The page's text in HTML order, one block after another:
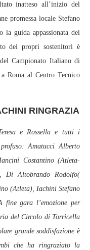
inatteso all’inizio del
promessa locale Stefano
la guida appassionata del
dei propri sostenitori è
Campionato Italiano di
Roma al Centro Tecnico
RINGRAZIA
e Rossella e tutti i
Amatucci Alberto
Costantino (Atleta-
Di Altobrando Rodolfo(
(Atleta), Iachini Stefano
gara l’emozione per
del Circolo di Torricella
grande soddisfazione è
che ha ringraziato la